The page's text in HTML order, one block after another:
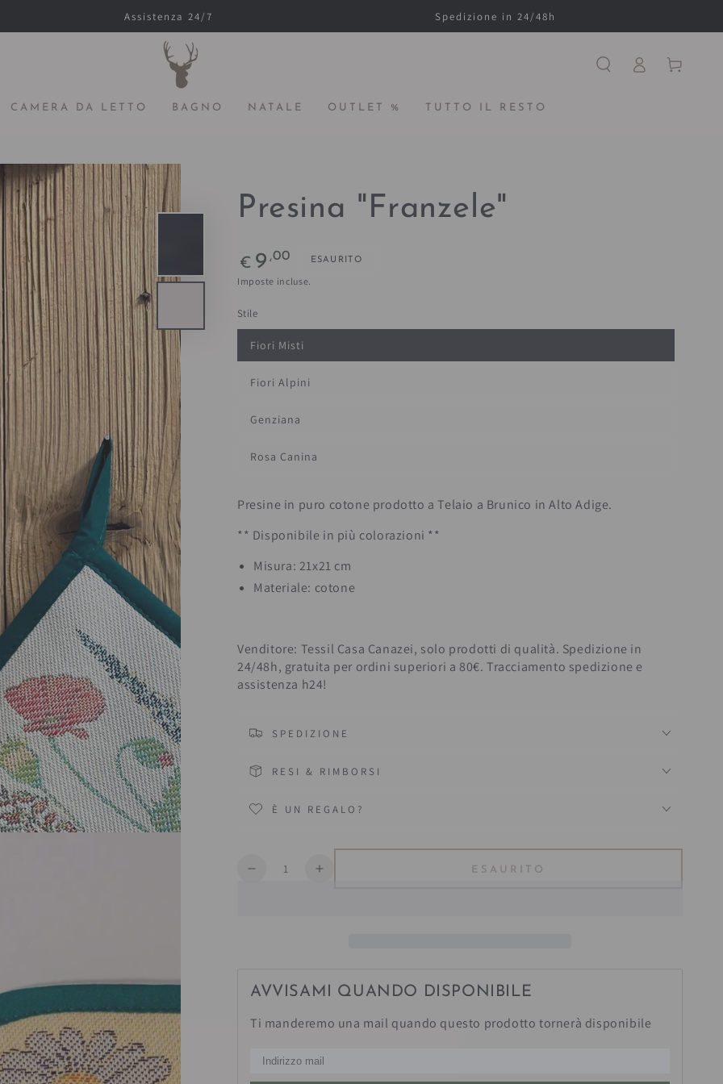
Assistenza 24/7 Spedizione in 24/48h
CAMERA DA LETTO BAGNO NATALE OUTLET % TUTTO IL RESTO
Accesso Carello
Presina "Franzele"
Prezzo
regolare
€ 9 ,00 ESAURITO
Imposte incluse.
Stile
Fiori Misti
Fiori Alpini
Genziana
Rosa Canina
Presine in puro cotone prodotto a Telaio a Brunico in Alto Adige.
** Disponibile in più colorazioni **
Misura: 21x21 cm
Materiale: cotone
Venditore: Tessil Casa Canazei, solo prodotti di qualità. Spedizione in
24/48h, gratuita per ordini superiori a 80€.Tracciamento spedizione e
assistenza h24!
SPEDIZIONE
RESI & RIMBORSI
È UN REGALO?
Quantità
DiminuisceAumenta
ESAURITO
AVVISAMI QUANDO DISPONIBILE
Ti manderemo una mail quando questo prodotto tornerà disponibile